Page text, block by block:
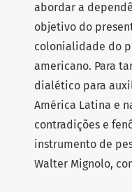
abordar a
objetivo do
colonialidade do
americano. Para
dialético para
América Latina e
contradições e
instrumento de
Walter Mignolo,